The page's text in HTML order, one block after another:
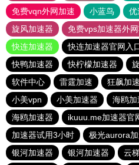
免费vqn外网加速
小蓝鸟 优
旋风加速器
免费vps加速器外
快连加速器
快连加速器官网入
快鸭加速器
快柠檬加速器
软件中心
雷霆加速 狂飙加
小美vpn
小美加速器 海鸥加
海鸥加速器
ikuuu.me加速器官
加速器试用3小时
极光aurora
银河加速器
银河加速器 云